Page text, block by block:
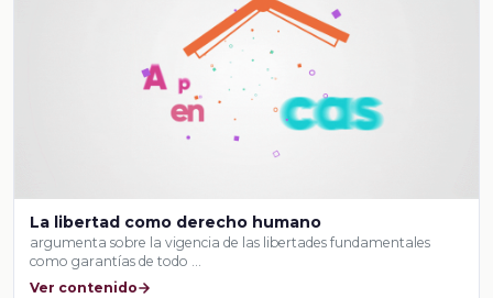
La libertad como derecho humano
argumenta sobre la vigencia de las libertades fundamentales
como garantías de todo …
Ver contenido